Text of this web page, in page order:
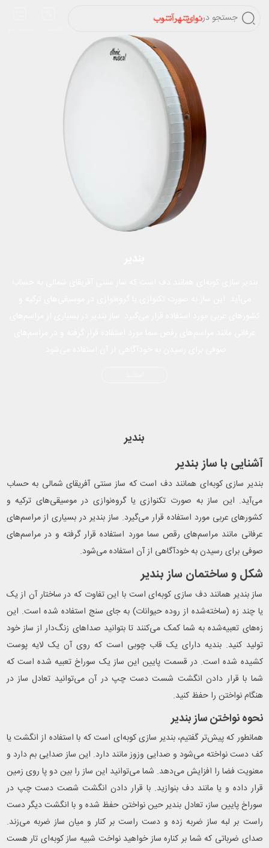
جستجو در
بندیر
آشنایی با ساز بندیر
بندیر سازی کوبه‌ای همانند دف است که ساز سنتی آفریقای شمالی به حساب
می‌آید. این ساز به صورت تکنوازی یا گروه‌نوازی در موسیقی‌های ترکیه و
کشورهای عربی مورد استفاده قرار می‌گیرد. ساز بندیر در بسیاری از مراسم‌های
عرفانی مانند مراسم‌های رقص سما مورد استفاده قرار گرفته و در مراسم‌های
صوفی برای رسیدن به خودآگاهی از آن استفاده می‌شود.
شکل و ساختمان ساز بندیر
ساز بندیر همانند دف سازی کوبه‌ای است با این تفاوت که در ساختار آن از یک
یا چند زه (ساخته‌شده از روده حیوانات) به جای سنج استفاده شده است. این
زه‌های تعبیه‌شده به شما کمک می‌کنند تا بتوانید صداهای زنگ‌دار از ساز خود
تولید کنید. بندیه دارای یک قاب چوبی است که روی آن یک لایه پوست
کشیده شده است. در قسمت پایین این ساز یک سوراخ تعبیه شده است که
شما با قرار دادن انگشت شست دست چپ در آن می‌توانید تعادل ساز در
هنگام نواختن را حفظ کنید.
نحوه نواختن ساز بندیر
همانطور که پیش‌تر گفتیم، بندیر سازی کوبه‌ای است که با استفاده از انگشت یا
کف دست نواخته می‌شود و صدایی وزوز مانند دارد. این ساز صدایی بم دارد و
معنویت فضا را افزایش می‌دهد. شما می‌توانید این ساز را بین دو پا روی زمین
قرار داده و یا مانند دف بنوازید. با قرار دادن انگشت شصت دست چپ در
سوراخ پایین ساز، تعادل بندیر حین نواختن حفظ شده و با انگشت دیگر دست
راست بر لبه ساز ضربه زده و دست راست بر کنار و میان ساز ضربه می‌زند.
صدای ضرباتی که شما بر کناره ساز خواهید نواخت شبیه ساز کوبه‌ای تار هست